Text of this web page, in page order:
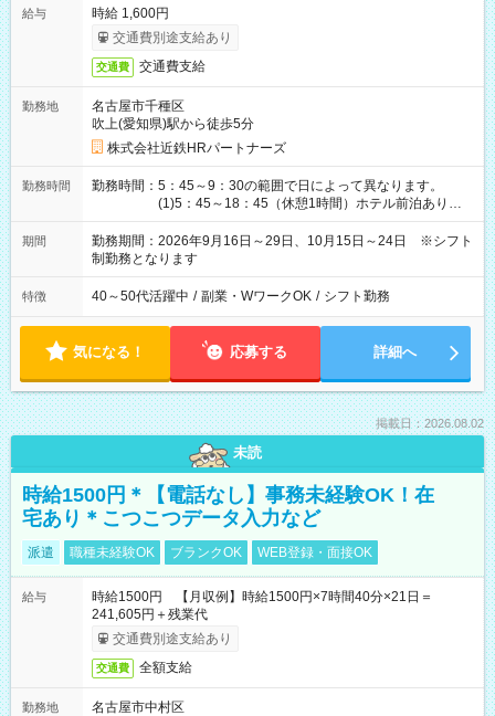
給与
時給 1,600円
交通費別途支給あり
交通費 交通費支給
勤務地
名古屋市千種区
吹上(愛知県)駅から徒歩5分
株式会社近鉄HRパートナーズ
勤務時間
勤務時間：5：45～9：30の範囲で日によって異なります。
(1)5：45～18：45（休憩1時間）ホテル前泊あり！
(2)6：00～19：00（休憩1時間）ホテル前泊あり！
(3)6：45～19：45（休憩1時間） (4)7：
30～20：30（休憩1時間） (5)8：30～18：00（休憩
1時間） (6)9：30～21：30（休憩1時間）
期間
勤務期間：2026年9月16日～29日、10月15日～24日 ※シフト
制勤務となります
特徴 40～50代活躍中 / 副業・WワークOK / シフト勤務
気になる！ 応募する 詳細へ
掲載日：2026.08.02
未読
時給1500円＊【電話なし】事務未経験OK！在
宅あり＊こつこつデータ入力など
派遣 職種未経験OK ブランクOK WEB登録・面接OK
給与
時給1500円 【月収例】時給1500円×7時間40分×21日＝
241,605円＋残業代
交通費別途支給あり
交通費 全額支給
勤務地
名古屋市中村区